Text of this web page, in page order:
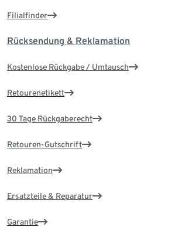
Filialfinder
Rücksendung & Reklamation
Kostenlose Rückgabe / Umtausch
Retourenetikett
30 Tage Rückgaberecht
Retouren-Gutschrift
Reklamation
Ersatzteile & Reparatur
Garantie